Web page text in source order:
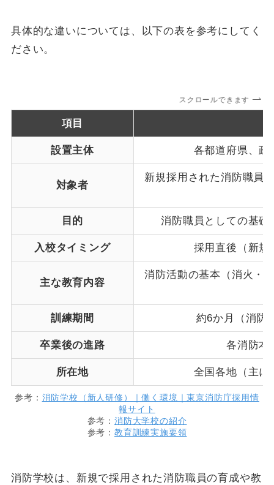
具体的な違いについては、以下の表を参考にしてく
ださい。
スクロールできます
項目
設置主体 各都道府県、政
対象者
新規採用された消防職員
目的 消防職員としての基
入校タイミング 採用直後（新規
主な教育内容
消防活動の基本（消火・
訓練期間 約6か月（消防
卒業後の進路 各消防本
所在地 全国各地（主に
参考： 消防学校（新人研修）｜働く環境｜東京消防庁採用情
報サイト
参考： 消防大学校の紹介
参考： 教育訓練実施要領
消防学校は、新規で採用された消防職員の育成や教